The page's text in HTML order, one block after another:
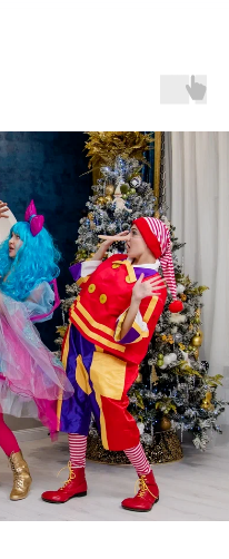
Детских
Нежные
с хороводами и
малышей.